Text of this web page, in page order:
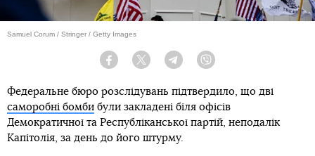
Samuel Corum / Stringer / Getty Images
Facebook Twitter Telegram
Федеральне бюро розслідувань підтвердило, що дві
саморобні бомби були закладені біля офісів
Демократичної та Республіканської партій, неподалік
Капітолія, за день до його штурму.